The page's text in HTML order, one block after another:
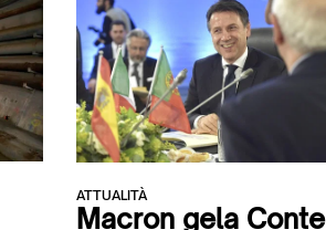
ATTUALITÀ
Macron gela Conte